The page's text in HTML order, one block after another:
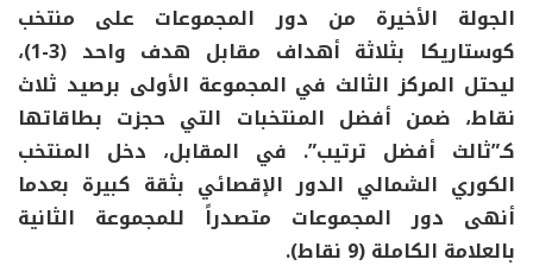
الجولة الأخيرة من دور المجموعات على منتخب
كوستاريكا بثلاثة أهداف مقابل هدف واحد (3-1)،
ليحتل المركز الثالث في المجموعة الأولى برصيد ثلاث
نقاط، ضمن أفضل المنتخبات التي حجزت بطاقاتها
كـ”ثالث أفضل ترتيب”. في المقابل، دخل المنتخب
الكوري الشمالي الدور الإقصائي بثقة كبيرة بعدما
أنهى دور المجموعات متصدراً للمجموعة الثانية
بالعلامة الكاملة (9 نقاط).